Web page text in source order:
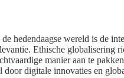
hedendaagse wereld is de
Ethische globalisering
manier aan te
door digitale innovaties en